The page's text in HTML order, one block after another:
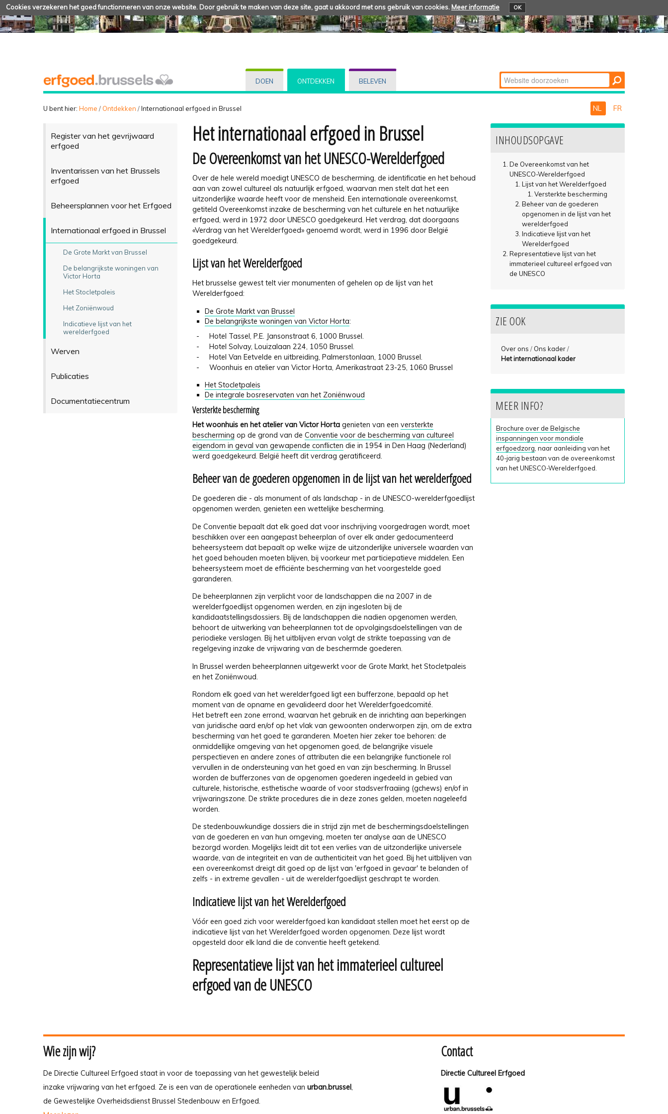
Cookies verzekeren het goed functionneren van onze website. Door gebruik te maken van deze site, gaat u akkoord met ons gebruik van cookies. Meer informatie OK
DOEN ONTDEKKEN BELEVEN Zoek
Geavanceerd
U bent hier: Home / Ontdekken /Internationaal erfgoed in Brussel NL FR
Register van het gevrijwaard
erfgoed
Inventarissen van het Brussels
erfgoed
Beheersplannen voor het Erfgoed
Internationaal erfgoed in Brussel
De Grote Markt van Brussel
De belangrijkste woningen van
Victor Horta
Het Stocletpaleis
Het Zoniënwoud
Indicatieve lijst van het
werelderfgoed
Werven
Publicaties
Documentatiecentrum
Het internationaal erfgoed in Brussel
De Overeenkomst van het UNESCO-Werelderfgoed
Over de hele wereld moedigt UNESCO de bescherming, de identificatie en het behoud
aan van zowel cultureel als natuurlijk erfgoed, waarvan men stelt dat het een
uitzonderlijke waarde heeft voor de mensheid. Een internationale overeenkomst,
getiteld Overeenkomst inzake de bescherming van het culturele en het natuurlijke
erfgoed, werd in 1972 door UNESCO goedgekeurd. Het verdrag, dat doorgaans
«Verdrag van het Werelderfgoed» genoemd wordt, werd in 1996 door België
goedgekeurd.
Lijst van het Werelderfgoed
Het brusselse gewest telt vier monumenten of gehelen op de lijst van het
Werelderfgoed:
De Grote Markt van Brussel
De belangrijkste woningen van Victor Horta:
- Hotel Tassel, P.E. Jansonstraat 6, 1000 Brussel.
- Hotel Solvay, Louizalaan 224, 1050 Brussel.
- Hotel Van Eetvelde en uitbreiding, Palmerstonlaan, 1000 Brussel.
- Woonhuis en atelier van Victor Horta, Amerikastraat 23-25, 1060 Brussel
Het Stocletpaleis
De integrale bosreservaten van het Zoniënwoud
Versterkte bescherming
Het woonhuis en het atelier van Victor Horta genieten van een versterkte
bescherming op de grond van de Conventie voor de bescherming van cultureel
eigendom in geval van gewapende conflicten die in 1954 in Den Haag (Nederland)
werd goedgekeurd. België heeft dit verdrag geratificeerd.
Beheer van de goederen opgenomen in de lijst van het werelderfgoed
De goederen die - als monument of als landschap - in de UNESCO-werelderfgoedlijst
opgenomen werden, genieten een wettelijke bescherming.
De Conventie bepaalt dat elk goed dat voor inschrijving voorgedragen wordt, moet
beschikken over een aangepast beheerplan of over elk ander gedocumenteerd
beheersysteem dat bepaalt op welke wijze de uitzonderlijke universele waarden van
het goed behouden moeten blijven, bij voorkeur met particiepatieve middelen. Een
beheersysteem moet de efficiënte bescherming van het voorgestelde goed
garanderen.
De beheerplannen zijn verplicht voor de landschappen die na 2007 in de
werelderfgoedlijst opgenomen werden, en zijn ingesloten bij de
kandidaatstellingsdossiers. Bij de landschappen die nadien opgenomen werden,
behoort de uitwerking van beheerplannen tot de opvolgingsdoelstellingen van de
periodieke verslagen. Bij het uitblijven ervan volgt de strikte toepassing van de
regelgeving inzake de vrijwaring van de beschermde goederen.
In Brussel werden beheerplannen uitgewerkt voor de Grote Markt, het Stocletpaleis
en het Zoniënwoud.
Rondom elk goed van het werelderfgoed ligt een bufferzone, bepaald op het
moment van de opname en gevalideerd door het Werelderfgoedcomité.
Het betreft een zone errond, waarvan het gebruik en de inrichting aan beperkingen
van juridische aard en/of op het vlak van gewoonten onderworpen zijn, om de extra
bescherming van het goed te garanderen. Moeten hier zeker toe behoren: de
onmiddellijke omgeving van het opgenomen goed, de belangrijke visuele
perspectieven en andere zones of attributen die een belangrijke functionele rol
vervullen in de ondersteuning van het goed en van zijn bescherming. In Brussel
worden de bufferzones van de opgenomen goederen ingedeeld in gebied van
culturele, historische, esthetische waarde of voor stadsverfraaiing (gchews) en/of in
vrijwaringszone. De strikte procedures die in deze zones gelden, moeten nageleefd
worden.
De stedenbouwkundige dossiers die in strijd zijn met de beschermingsdoelstellingen
van de goederen en van hun omgeving, moeten ter analyse aan de UNESCO
bezorgd worden. Mogelijks leidt dit tot een verlies van de uitzonderlijke universele
waarde, van de integriteit en van de authenticiteit van het goed. Bij het uitblijven van
een overeenkomst dreigt dit goed op de lijst van 'erfgoed in gevaar' te belanden of
zelfs - in extreme gevallen - uit de werelderfgoedlijst geschrapt te worden.
Indicatieve lijst van het Werelderfgoed
Vóór een goed zich voor werelderfgoed kan kandidaat stellen moet het eerst op de
indicatieve lijst van het Werelderfgoed worden opgenomen. Deze lijst wordt
opgesteld door elk land die de conventie heeft getekend.
Representatieve lijst van het immaterieel cultureel
erfgoed van de UNESCO
INHOUDSOPGAVE
De Overeenkomst van het
UNESCO-Werelderfgoed
Lijst van het Werelderfgoed
Versterkte bescherming
Beheer van de goederen
opgenomen in de lijst van het
werelderfgoed
Indicatieve lijst van het
Werelderfgoed
Representatieve lijst van het
immaterieel cultureel erfgoed van
de UNESCO
ZIE OOK
Over ons / Ons kader/
Het internationaal kader
MEER INFO?
Brochure over de Belgische
inspanningen voor mondiale
erfgoedzorg , naar aanleiding van het
40-jarig bestaan van de overeenkomst
van het UNESCO-Werelderfgoed.
Wie zijn wij?
De Directie Cultureel Erfgoed staat in voor de toepassing van het gewestelijk beleid
inzake vrijwaring van het erfgoed. Ze is een van de operationele eenheden van urban.brussel,
de Gewestelijke Overheidsdienst Brussel Stedenbouw en Erfgoed.
Contact
Directie Cultureel Erfgoed